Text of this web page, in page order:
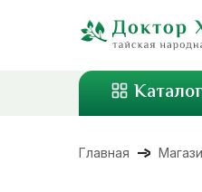
Каталог
Главная